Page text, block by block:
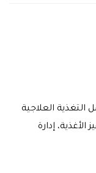
العلاجية
إدارة